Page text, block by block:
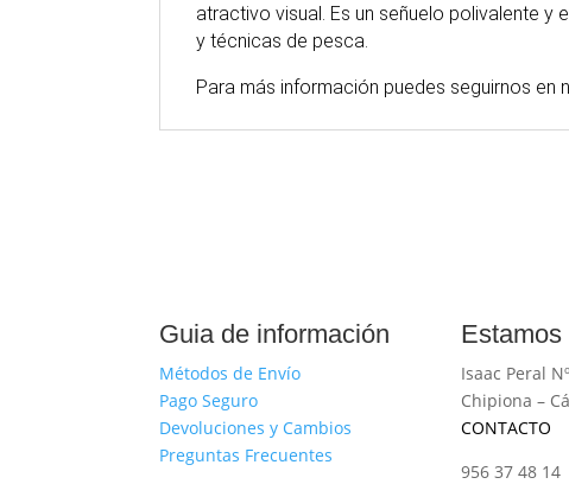
atractivo visual. Es un señuelo polivalente
y técnicas de pesca.
Para más información puedes seguirnos en
Guia de información
Métodos de Envío
Pago Seguro
Devoluciones y Cambios
Preguntas Frecuentes
Estamos
Isaac Peral
Chipiona –
CONTACTO
956 37 48 14